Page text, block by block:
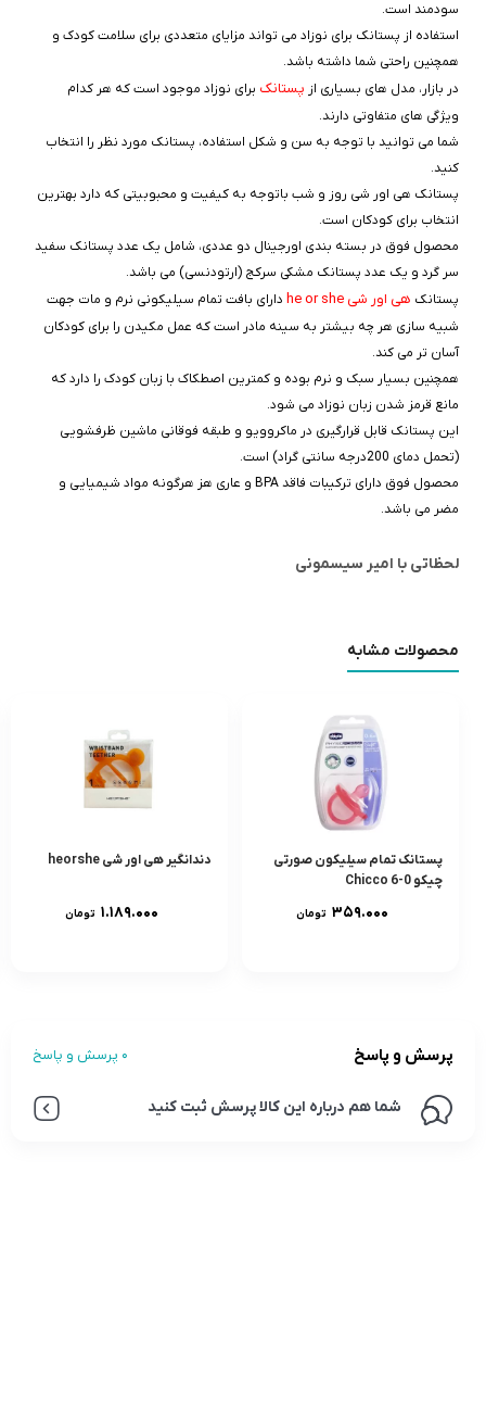
سودمند است.
استفاده از پستانک برای نوزاد می تواند مزایای متعددی برای سلامت کودک و
همچنین راحتی شما داشته باشد.
در بازار، مدل های بسیاری از پستانک برای نوزاد موجود است که هر کدام
ویژگی های متفاوتی دارند.
شما می توانید با توجه به سن و شکل استفاده، پستانک مورد نظر را انتخاب
کنید.
پستانک هی اور شی روز و شب باتوجه به کیفیت و محبوبیتی که دارد بهترین
انتخاب برای کودکان است.
محصول فوق در بسته بندی اورجینال دو عددی، شامل یک عدد پستانک سفید
سر گرد و یک عدد پستانک مشکی سرکج (ارتودنسی) می باشد.
پستانک هی اور شی he or she
دارای بافت تمام سیلیکونی نرم و مات جهت
شبیه سازی هر چه بیشتر به سینه مادر است که عمل مکیدن را برای کودکان
آسان تر می کند.
همچنین بسیار سبک و نرم بوده و کمترین اصطکاک با زبان کودک را دارد که
مانع قرمز شدن زبان نوزاد می شود.
این پستانک قابل قرارگیری در ماکروویو و طبقه فوقانی ماشین ظرفشویی
(تحمل دمای 200درجه سانتی گراد) است.
محصول فوق دارای ترکیبات فاقد BPA و عاری هز هرگونه مواد شیمیایی و
مضر می باشد.
لحظاتی با امیر سیسمونی
محصولات مشابه
پستانک تمام سيليکون صورتی
چیکو 0-6 Chicco
۳۵۹.۰۰۰ تومان
دندانگير هی اور شی heorshe
۱.۱۸۹.۰۰۰ تومان
پرسش و پاسخ 0 پرسش و پاسخ
شما هم درباره این کالا پرسش ثبت کنید